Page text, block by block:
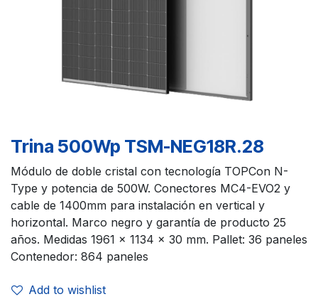
Trina 500Wp TSM-NEG18R.28
Módulo de doble cristal con tecnología TOPCon N-
Type y potencia de 500W. Conectores MC4-EVO2 y
cable de 1400mm para instalación en vertical y
horizontal. Marco negro y garantía de producto 25
años. Medidas 1961 x 1134 x 30 mm. Pallet: 36 paneles
Contenedor: 864 paneles
Add to wishlist